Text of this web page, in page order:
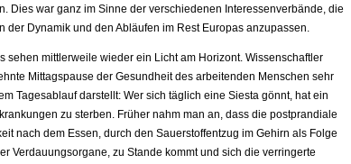
Dies war ganz im Sinne der verschiedenen Interessenverbände, die
Dynamik und den Abläufen im Rest Europas anzupassen.
mittlerweile wieder ein Licht am Horizont. Wissenschaftler
Mittagspause der Gesundheit des arbeitenden Menschen sehr
Tagesablauf darstellt: Wer sich täglich eine Siesta gönnt, hat ein
zu sterben. Früher nahm man an, dass die postprandiale
nach dem Essen, durch den Sauerstoffentzug im Gehirn als Folge
Verdauungsorgane, zu Stande kommt und sich die verringerte